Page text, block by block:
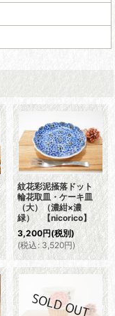
紋花彩泥掻落ドット
輪花取皿・ケーキ皿
（大）（濃紺×濃
緑） 【nicorico】
3,200円(税別)
(税込: 3,520円)